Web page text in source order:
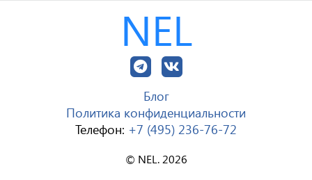
NEL
Блог
Политика конфиденциальности
Телефон: +7 (495) 236-76-72
© NEL. 2026